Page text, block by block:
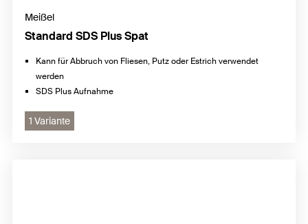
Meißel
Standard SDS Plus Spat
Kann für Abbruch von Fliesen, Putz oder Estrich verwendet
werden
SDS Plus Aufnahme
1 Variante